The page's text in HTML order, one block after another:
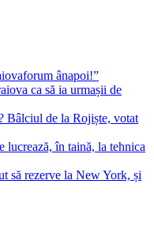
ânapoi!”
ca să ia urmașii de
Bâlciul de la Rojiște, votat
lucrează, în taină, la tehnica
să rezerve la New York, și